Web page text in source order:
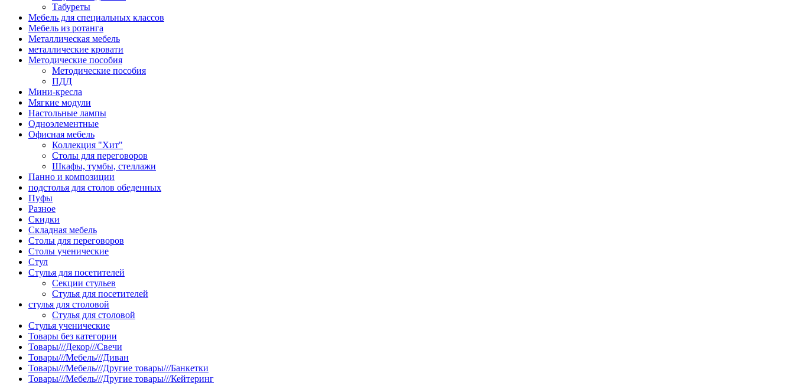
Табуреты
Мебель для специальных классов
Мебель из ротанга
Металлическая мебель
металлические кровати
Методические пособия
Методические пособия
ПДД
Мини-кресла
Мягкие модули
Настольные лампы
Одноэлементные
Офисная мебель
Коллекция "Хит"
Столы для переговоров
Шкафы, тумбы, стеллажи
Панно и композиции
подстолья для столов обеденных
Пуфы
Разное
Скидки
Складная мебель
Столы для переговоров
Столы ученические
Стул
Стулья для посетителей
Секции стульев
Стулья для посетителей
стулья для столовой
Стулья для столовой
Стулья ученические
Товары без категории
Товары///Декор///Свечи
Товары///Мебель///Диван
Товары///Мебель///Другие товары///Банкетки
Товары///Мебель///Другие товары///Кейтеринг